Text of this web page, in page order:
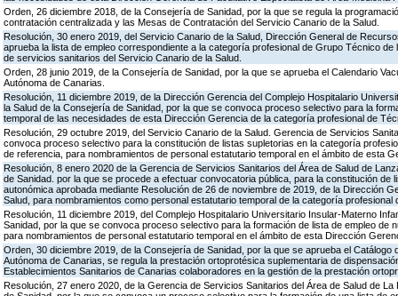
Orden, 26 diciembre 2018, de la Consejería de Sanidad, por la que se regula la
contratación centralizada y las Mesas de Contratación del Servicio Canario de la Salud.
Resolución, 30 enero 2019, del Servicio Canario de la Salud, Dirección General de
aprueba la lista de empleo correspondiente a la categoría profesional de Grupo Técnico
de servicios sanitarios del Servicio Canario de la Salud.
Orden, 28 junio 2019, de la Consejería de Sanidad, por la que se aprueba el Calendario
Autónoma de Canarias.
Resolución, 11 diciembre 2019, de la Dirección Gerencia del Complejo Hospitalario
la Salud de la Consejería de Sanidad, por la que se convoca proceso selectivo para la
temporal de las necesidades de esta Dirección Gerencia de la categoría profesional de
Resolución, 29 octubre 2019, del Servicio Canario de la Salud. Gerencia de Servicios
convoca proceso selectivo para la constitución de listas supletorias en la categoría
de referencia, para nombramientos de personal estatutario temporal en el ámbito de esta
Resolución, 8 enero 2020 de la Gerencia de Servicios Sanitarios del Área de Salud de
de Sanidad. por la que se procede a efectuar convocatoria pública, para la constitución de
autonómica aprobada mediante Resolución de 26 de noviembre de 2019, de la Dirección
Salud, para nombramientos como personal estatutario temporal de la categoría profesional
Resolución, 11 diciembre 2019, del Complejo Hospitalario Universitario Insular-Materno
Sanidad, por la que se convoca proceso selectivo para la formación de lista de empleo de
para nombramientos de personal estatutario temporal en el ámbito de esta Dirección
Orden, 30 diciembre 2019, de la Consejería de Sanidad, por la que se aprueba el
Autónoma de Canarias, se regula la prestación ortoprotésica suplementaria de
Establecimientos Sanitarios de Canarias colaboradores en la gestión de la prestación
Resolución, 27 enero 2020, de la Gerencia de Servicios Sanitarios del Área de Salud de